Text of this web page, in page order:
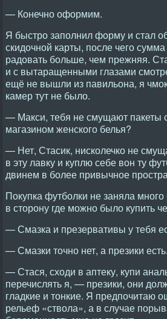
— Конечно оформим.
Я быстро заполнил форму и стал
скидочной карты, после чего
радовать больше, чем прежняя.
и с вытаращенными глазами
ещё не вышли из павильона, я
камер тут не было.
— Макси, тебя не смущают пакеты
магазином женского белья?
— Нет, Стасик, нисколечко не
в эту лавку и куплю себе вон ту
двинем в более привычное
Покупка футболки не заняла
в сторону где можно было купить
— Смазка и презервативы у тебя
— Смазки точно нет, а презики есть.
— Стася, сходи в аптеку, купи
перечислять я, — презики, они
гладкие и тонкие. Я предпочитаю
рельеф «ствола», а в случае